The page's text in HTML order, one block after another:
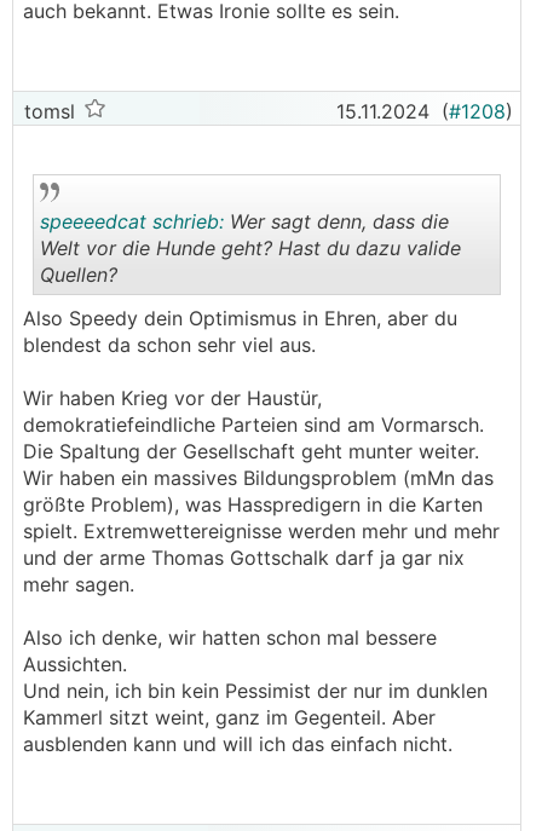
ungeeignet da sehr volatil, es müsste dann im
Amtsantritt von DT bringt. Spannend auf jeden
Fall.
auch bekannt. Etwas Ironie sollte es sein.
tomsl 15.11.2024 (#1208)
..
speeeedcat schrieb: Wer sagt denn, dass die
Welt vor die Hunde geht? Hast du dazu valide
Quellen?
Also Speedy dein Optimismus in Ehren, aber du
blendest da schon sehr viel aus.
Wir haben Krieg vor der Haustür,
demokratiefeindliche Parteien sind am Vormarsch.
Die Spaltung der Gesellschaft geht munter weiter.
Wir haben ein massives Bildungsproblem (mMn das
größte Problem), was Hasspredigern in die Karten
spielt. Extremwettereignisse werden mehr und mehr
und der arme Thomas Gottschalk darf ja gar nix
mehr sagen.
Also ich denke, wir hatten schon mal bessere
Aussichten.
Und nein, ich bin kein Pessimist der nur im dunklen
Kammerl sitzt weint, ganz im Gegenteil. Aber
ausblenden kann und will ich das einfach nicht.